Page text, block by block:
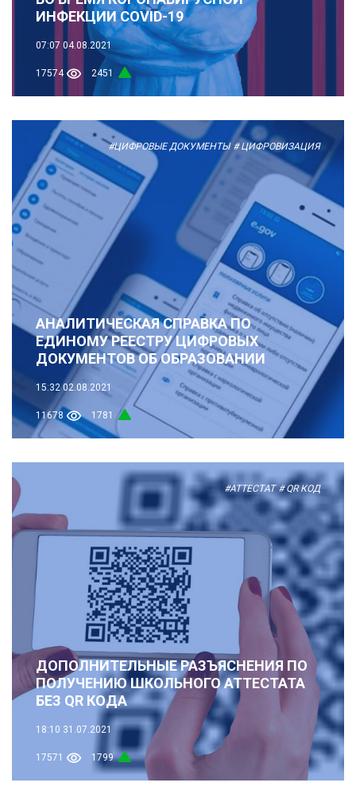
ИНФЕКЦИИ COVID-19
07:07 04.08.2021
17574 2451
#ЦИФРОВЫЕ ДОКУМЕНТЫ # ЦИФРОВИЗАЦИЯ
АНАЛИТИЧЕСКАЯ СПРАВКА ПО
ЕДИНОМУ РЕЕСТРУ ЦИФРОВЫХ
ДОКУМЕНТОВ ОБ ОБРАЗОВАНИИ
15:32 02.08.2021
11678 1781
#АТТЕСТАТ # QR КОД
ДОПОЛНИТЕЛЬНЫЕ РАЗЪЯСНЕНИЯ ПО
ПОЛУЧЕНИЮ ШКОЛЬНОГО АТТЕСТАТА
БЕЗ QR КОДА
18:10 31.07.2021
17571 1799